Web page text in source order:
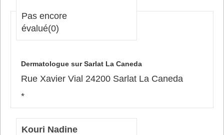
Pas encore
évalué(0)
Dermatologue sur Sarlat La Caneda
Rue Xavier Vial 24200 Sarlat La Caneda
*
Kouri Nadine